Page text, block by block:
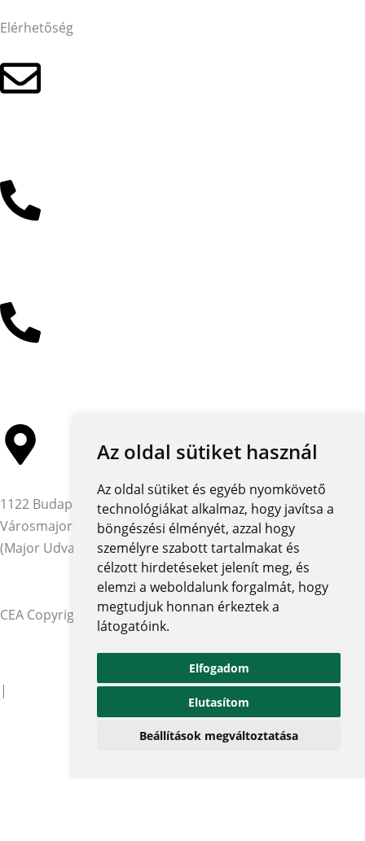
Az oldal sütiket használ
Az oldal sütiket és egyéb nyomkövető
technológiákat alkalmaz, hogy javítsa a
böngészési élményét, azzal hogy
személyre szabott tartalmakat és
célzott hirdetéseket jelenít meg, és
elemzi a weboldalunk forgalmát, hogy
megtudjuk honnan érkeztek a
látogatóink.
Elfogadom
Elutasítom
Beállítások megváltoztatása
Elérhetőség
1122 Budapest,
Városmajor utca 12-14.
(Major Udvar Irodaház)
CEA Copyright © 2026 | Minden jog fenntartva
Adatvédelmi szabályzat és tájékoztatók
|